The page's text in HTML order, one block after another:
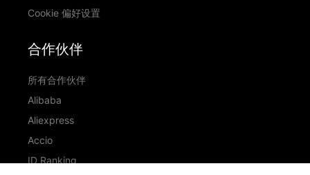
Cookie 偏好设置
合作伙伴
所有合作伙伴
Alibaba
Aliexpress
Accio
ID Ranking